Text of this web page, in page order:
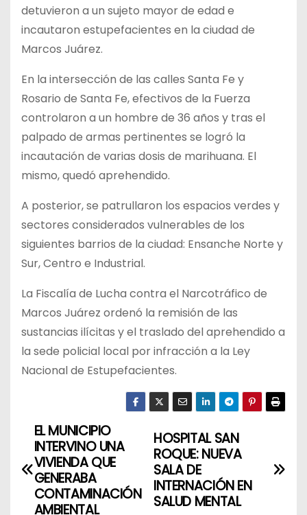
detuvieron a un sujeto mayor de edad e
incautaron estupefacientes en la ciudad de
Marcos Juárez.
En la intersección de las calles Santa Fe y
Rosario de Santa Fe, efectivos de la Fuerza
controlaron a un hombre de 36 años y tras el
palpado de armas pertinentes se logró la
incautación de varias dosis de marihuana. El
mismo, quedó aprehendido.
A posterior, se patrullaron los espacios verdes y
sectores considerados vulnerables de los
siguientes barrios de la ciudad: Ensanche Norte y
Sur, Centro e Industrial.
La Fiscalía de Lucha contra el Narcotráfico de
Marcos Juárez ordenó la remisión de las
sustancias ilícitas y el traslado del aprehendido a
la sede policial local por infracción a la Ley
Nacional de Estupefacientes.
N
a
HOSPITAL SAN
ROQUE: NUEVA
SALA DE
INTERNACIÓN EN
SALUD MENTAL
EL MUNICIPIO
INTERVINO UNA
VIVIENDA QUE
GENERABA
CONTAMINACIÓN
AMBIENTAL